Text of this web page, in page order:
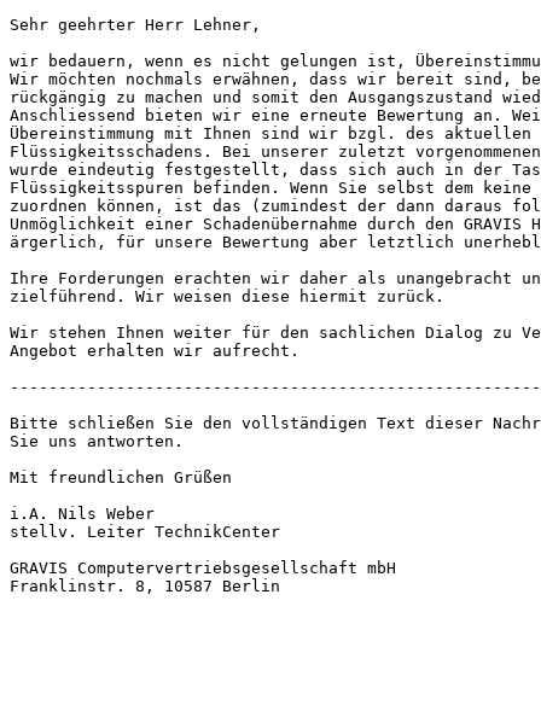
Sehr geehrter Herr Lehner,
wir bedauern, wenn es nicht gelungen ist,
Wir möchten nochmals erwähnen, dass wir bereit sind,
rückgängig zu machen und somit den Ausgangszustand
Anschliessend bieten wir eine erneute Bewertung an.
Übereinstimmung mit Ihnen sind wir bzgl. des
Flüssigkeitsschadens. Bei unserer zuletzt
wurde eindeutig festgestellt, dass sich auch in der
Flüssigkeitsspuren befinden. Wenn Sie selbst dem keine
zuordnen können, ist das (zumindest der dann daraus
Unmöglichkeit einer Schadenübernahme durch den
ärgerlich, für unsere Bewertung aber letztlich
Ihre Forderungen erachten wir daher als unangebracht
zielführend. Wir weisen diese hiermit zurück.
Wir stehen Ihnen weiter für den sachlichen Dialog zu
Angebot erhalten wir aufrecht.
Bitte schließen Sie den vollständigen Text dieser
Sie uns antworten.
Mit freundlichen Grüßen
i.A. Nils Weber
stellv. Leiter TechnikCenter
GRAVIS Computervertriebsgesellschaft mbH